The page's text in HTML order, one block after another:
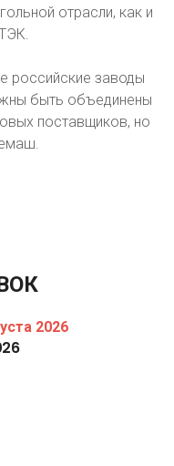
отрасли, как и
российские заводы
быть объединены
поставщиков, но
2026